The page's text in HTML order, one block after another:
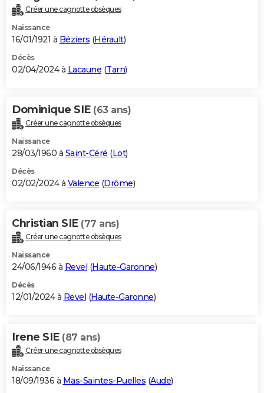
Créer une cagnotte obsèques
Naissance
16/01/1921 à Béziers (Hérault)
Décès
02/04/2024 à Lacaune (Tarn)
Dominique SIE (63 ans)
Créer une cagnotte obsèques
Naissance
28/03/1960 à Saint-Céré (Lot)
Décès
02/02/2024 à Valence (Drôme)
Christian SIE (77 ans)
Créer une cagnotte obsèques
Naissance
24/06/1946 à Revel (Haute-Garonne)
Décès
12/01/2024 à Revel (Haute-Garonne)
Irene SIE (87 ans)
Créer une cagnotte obsèques
Naissance
18/09/1936 à Mas-Saintes-Puelles (Aude)